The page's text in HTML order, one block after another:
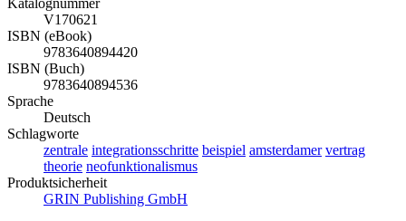
Katalognummer
V170621
ISBN (eBook)
9783640894420
ISBN (Buch)
9783640894536
Sprache
Deutsch
Schlagworte
zentrale integrationsschritte beispiel amsterdamer vertrag
theorie neofunktionalismus
Produktsicherheit
GRIN Publishing GmbH